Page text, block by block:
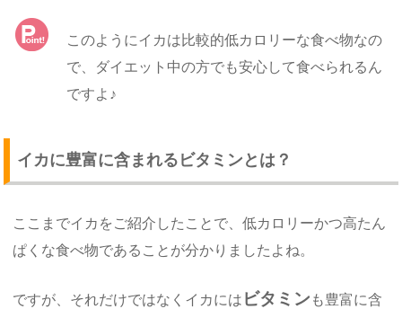
このようにイカは比較的低カロリーな食べ物なの
で、ダイエット中の方でも安心して食べられるん
ですよ♪
イカに豊富に含まれるビタミンとは？
ここまでイカをご紹介したことで、低カロリーかつ高たん
ぱくな食べ物であることが分かりましたよね。
ですが、それだけではなくイカには ビタミン も豊富に含